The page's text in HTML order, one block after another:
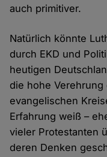
auch primitiver.
Natürlich könnte
durch EKD und
heutigen
die hohe
evangelischen
Erfahrung weiß –
vieler Protestanten
deren Denken